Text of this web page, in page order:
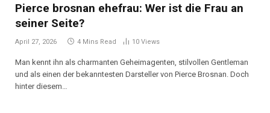
Pierce brosnan ehefrau: Wer ist die Frau an
seiner Seite?
April 27, 2026 4 Mins Read 10 Views
Man kennt ihn als charmanten Geheimagenten, stilvollen Gentleman
und als einen der bekanntesten Darsteller von Pierce Brosnan. Doch
hinter diesem…